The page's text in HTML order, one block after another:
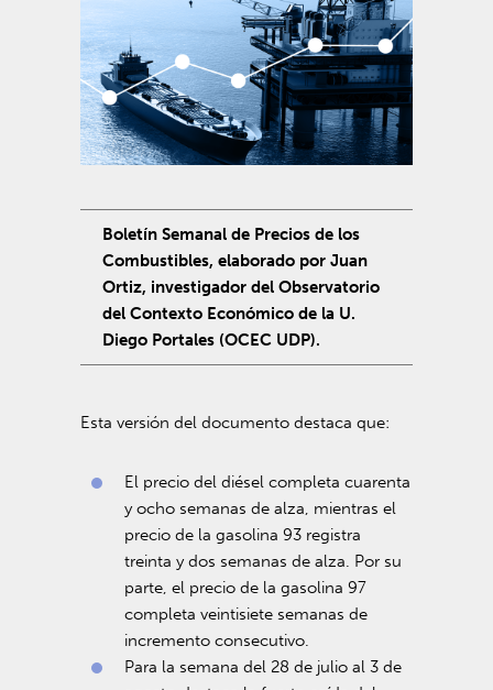
Boletín Semanal de Precios de los
Combustibles, elaborado por Juan
Ortiz, investigador del Observatorio
del Contexto Económico de la U.
Diego Portales (OCEC UDP).
Esta versión del documento destaca que:
El precio del diésel completa cuarenta
y ocho semanas de alza, mientras el
precio de la gasolina 93 registra
treinta y dos semanas de alza. Por su
parte, el precio de la gasolina 97
completa veintisiete semanas de
incremento consecutivo.
Para la semana del 28 de julio al 3 de